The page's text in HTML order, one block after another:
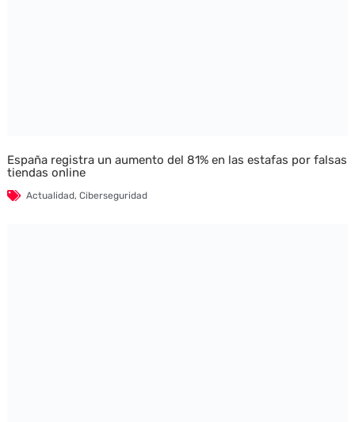
España registra un aumento del 81% en las estafas por falsas
tiendas online
Actualidad, Ciberseguridad